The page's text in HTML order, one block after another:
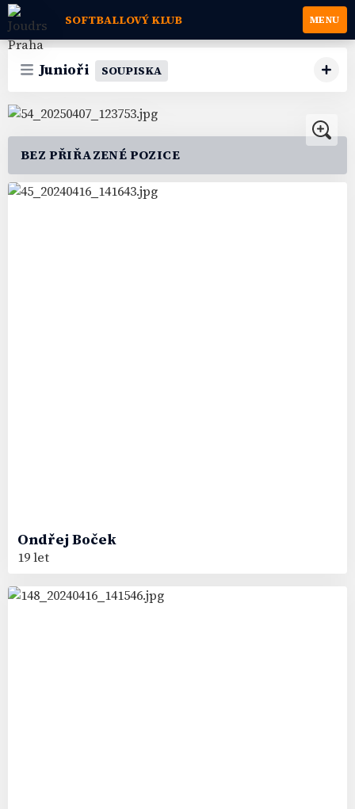
SOFTBALLOVÝ KLUB MENU
Junioři SOUPISKA
BEZ PŘIŘAZENÉ POZICE
Ondřej Boček
19 let
1
2